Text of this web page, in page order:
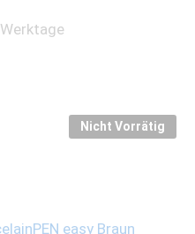
Nicht Vorrätig